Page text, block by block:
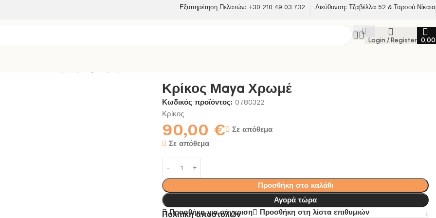
Εξυπηρέτηση Πελατών: +30 210 49 03 732 Διεύθυνση: Τζαβέλλα 52 & Ταρσού Νίκαια
Login / Register
Κρίκος Μaya Χρωμέ
Κωδικός προϊόντος: 0780322
Κρίκος
90,00 €
Σε απόθεμα
Σε απόθεμα
Προσθήκη στο καλάθι
Αγορά τώρα
Προσθήκη για σύγκριση
Προσθήκη στη λίστα επιθυμιών
Πολιτική αποστολών